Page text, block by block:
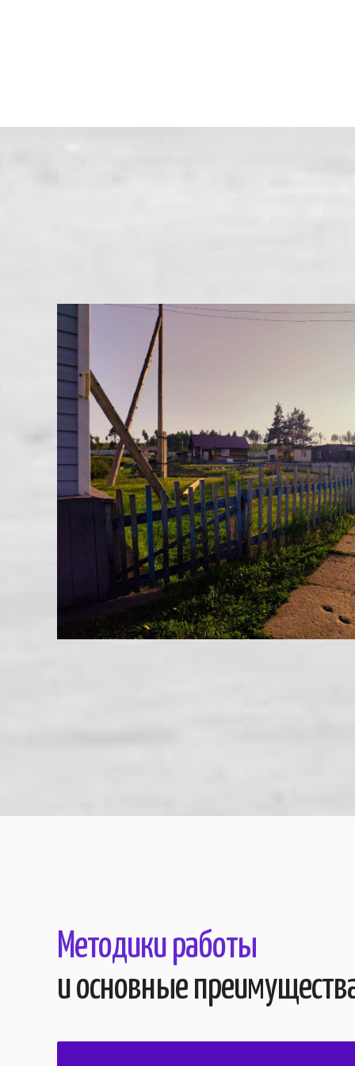
Методики работы
и основные